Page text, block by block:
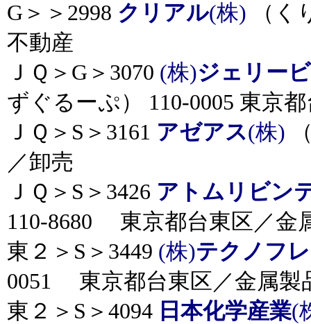
G＞＞2998 クリアル(株) （く
不動産
ＪＱ＞G＞3070 (株)ジェリー
ずぐるーぷ） 110-0005 東京
ＪＱ＞S＞3161 アゼアス(株)
／卸売
ＪＱ＞S＞3426 アトムリビン
110-8680 東京都台東区／金
東２＞S＞3449 (株)テクノフ
0051 東京都台東区／金属製
東２＞S＞4094 日本化学産業(